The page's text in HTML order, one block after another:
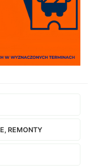
REMONTY